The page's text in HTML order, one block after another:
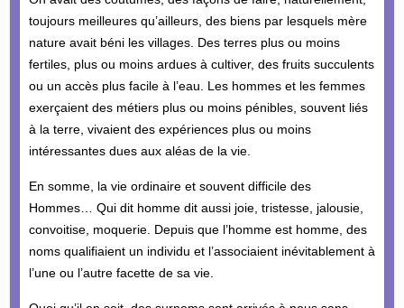
toujours meilleures qu’ailleurs, des biens par lesquels mère
nature avait béni les villages. Des terres plus ou moins
fertiles, plus ou moins ardues à cultiver, des fruits succulents
ou un accès plus facile à l’eau. Les hommes et les femmes
exerçaient des métiers plus ou moins pénibles, souvent liés
à la terre, vivaient des expériences plus ou moins
intéressantes dues aux aléas de la vie.
En somme, la vie ordinaire et souvent difficile des
Hommes… Qui dit homme dit aussi joie, tristesse, jalousie,
convoitise, moquerie. Depuis que l’homme est homme, des
noms qualifiaient un individu et l’associaient inévitablement à
l’une ou l’autre facette de sa vie.